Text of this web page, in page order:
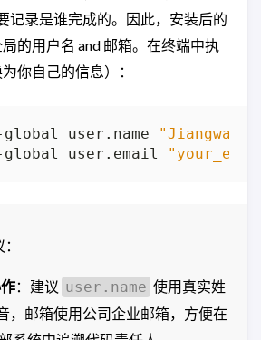
记录是谁完成的。因此，安装后的
的用户名 and 邮箱。在终端中执
你自己的信息）：
user.name
"Jiangwan"
user.email
：建议 user.name 使用真实姓
，邮箱使用公司企业邮箱，方便在